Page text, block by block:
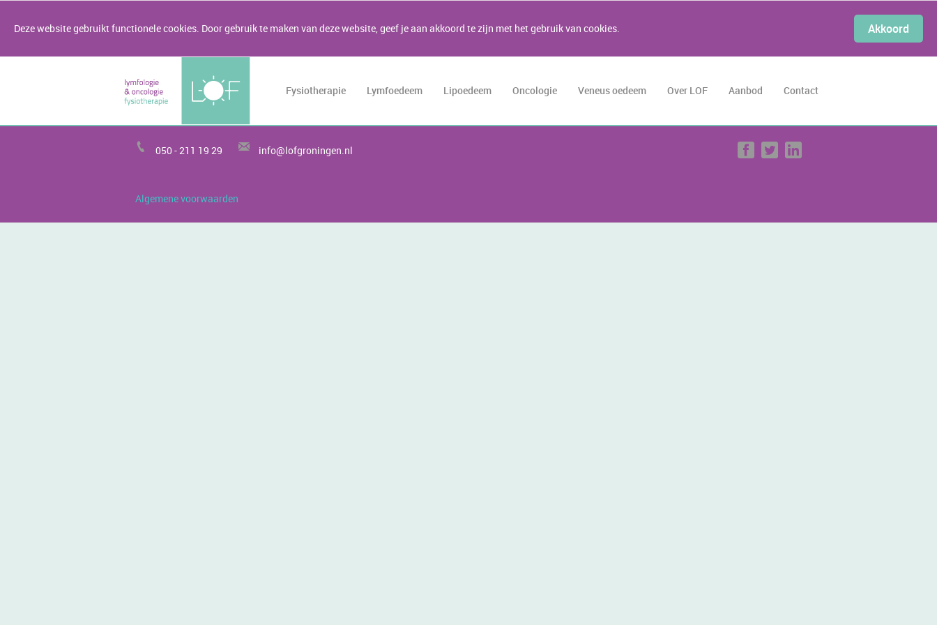
Deze website gebruikt functionele cookies. Door gebruik te maken van deze website, geef je aan akkoord te zijn met het gebruik van cookies. Akkoord
Fysiotherapie Lymfoedeem Lipoedeem Oncologie Veneus oedeem Over LOF Aanbod Contact
050 -211 19 29 info@lofgroningen.nl
Algemene voorwaarden